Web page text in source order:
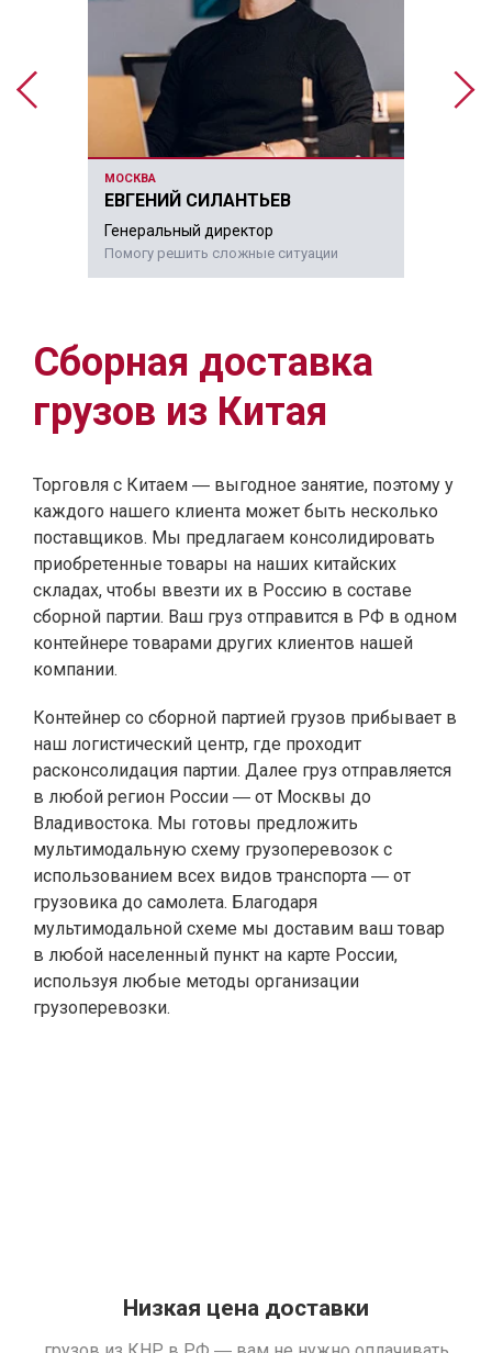
МОСКВА
ЕВГЕНИЙ СИЛАНТЬЕВ
Генеральный директор
Помогу решить сложные ситуации
Сборная доставка
грузов из Китая
Торговля с Китаем ― выгодное занятие, поэтому у
каждого нашего клиента может быть несколько
поставщиков. Мы предлагаем консолидировать
приобретенные товары на наших китайских
складах, чтобы ввезти их в Россию в составе
сборной партии. Ваш груз отправится в РФ в одном
контейнере товарами других клиентов нашей
компании.
Контейнер со сборной партией грузов прибывает в
наш логистический центр, где проходит
расконсолидация партии. Далее груз отправляется
в любой регион России ― от Москвы до
Владивостока. Мы готовы предложить
мультимодальную схему грузоперевозок с
использованием всех видов транспорта ― от
грузовика до самолета. Благодаря
мультимодальной схеме мы доставим ваш товар
в любой населенный пункт на карте России,
используя любые методы организации
грузоперевозки.
Низкая цена доставки